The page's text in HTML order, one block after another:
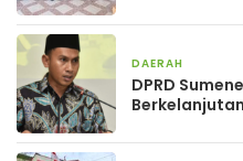
DAERAH
DPRD